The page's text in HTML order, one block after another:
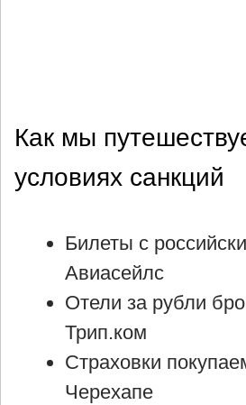
Как мы
условиях санкций
Билеты с
Авиасейлс
Отели за рубли
Трип.ком
Страховки
Черехапе